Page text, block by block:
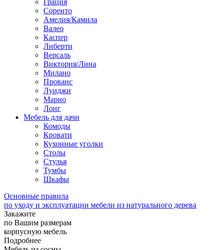
Грация
Соренто
Амелия/Камила
Валео
Каспер
Либерти
Версаль
Виктория/Лина
Милано
Прованс
Луиджи
Марио
Лонг
Мебель для дачи
Комоды
Кровати
Кухонные уголки
Столы
Стулья
Тумбы
Шкафы
Основные правила
по уходу и эксплуатации мебели из натурального дерева
Закажите
по Вашим размерам
корпусную мебель
Подробнее